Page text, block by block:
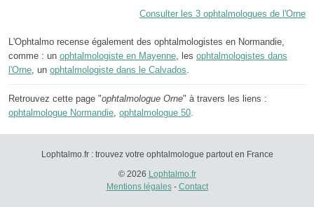
Consulter les 3 ophtalmologues de l'Orne
L'Ophtalmo recense également des ophtalmologistes en Normandie,
comme : un ophtalmologiste en Mayenne, les ophtalmologistes dans
l'Orne, un ophtalmologiste dans le Calvados.
Retrouvez cette page "ophtalmologue Orne" à travers les liens :
ophtalmologue Normandie, ophtalmologue 50.
Lophtalmo.fr : trouvez votre ophtalmologue partout en France
© 2026 Lophtalmo.fr
Mentions légales- Contact